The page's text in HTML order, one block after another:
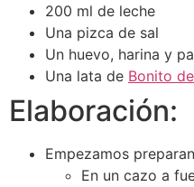
200 ml de leche
Una pizca de sal
Un huevo, harina y
Una lata de Bonito
Elaboración:
Empezamos
En un cazo a